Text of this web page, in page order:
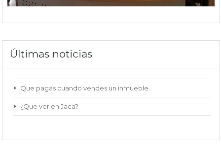
Últimas noticias
Que pagas cuando vendes un inmueble.
¿Que ver en Jaca?